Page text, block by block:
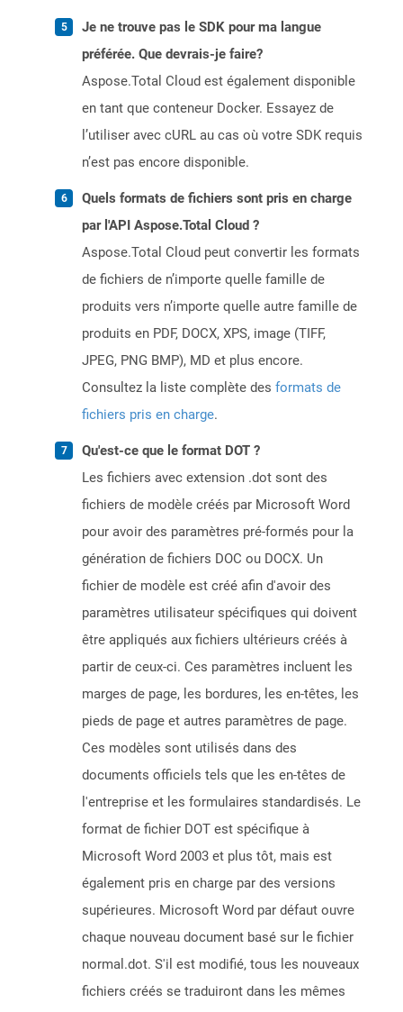
Je ne trouve pas le SDK pour ma langue
préférée. Que devrais-je faire?
Aspose.Total Cloud est également disponible
en tant que conteneur Docker. Essayez de
l’utiliser avec cURL au cas où votre SDK requis
n’est pas encore disponible.
Quels formats de fichiers sont pris en charge
par l'API Aspose.Total Cloud ?
Aspose.Total Cloud peut convertir les formats
de fichiers de n’importe quelle famille de
produits vers n’importe quelle autre famille de
produits en PDF, DOCX, XPS, image (TIFF,
JPEG, PNG BMP), MD et plus encore.
Consultez la liste complète des formats de
fichiers pris en charge.
Qu'est-ce que le format DOT ?
Les fichiers avec extension .dot sont des
fichiers de modèle créés par Microsoft Word
pour avoir des paramètres pré-formés pour la
génération de fichiers DOC ou DOCX. Un
fichier de modèle est créé afin d'avoir des
paramètres utilisateur spécifiques qui doivent
être appliqués aux fichiers ultérieurs créés à
partir de ceux-ci. Ces paramètres incluent les
marges de page, les bordures, les en-têtes, les
pieds de page et autres paramètres de page.
Ces modèles sont utilisés dans des
documents officiels tels que les en-têtes de
l'entreprise et les formulaires standardisés. Le
format de fichier DOT est spécifique à
Microsoft Word 2003 et plus tôt, mais est
également pris en charge par des versions
supérieures. Microsoft Word par défaut ouvre
chaque nouveau document basé sur le fichier
normal.dot. S'il est modifié, tous les nouveaux
fichiers créés se traduiront dans les mêmes